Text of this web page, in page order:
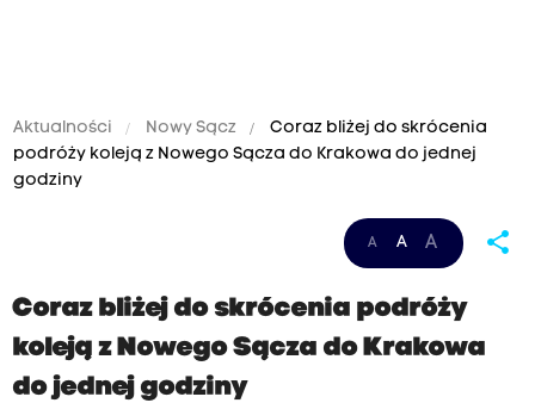
Aktualności Nowy Sącz
Coraz bliżej do skrócenia
podróży koleją z Nowego Sącza do Krakowa do jednej
godziny
A A A share
Coraz bliżej do skrócenia podróży
koleją z Nowego Sącza do Krakowa
do jednej godziny